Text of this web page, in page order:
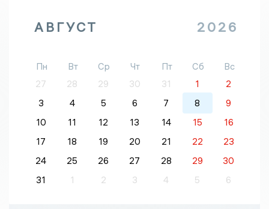
АВГУСТ 2026
Пн Вт Ср Чт Пт Сб
Вс
27
28 29 30 31 1
2
3
4 5 6 7 8
9
10
11 12 13 14 15
16
17
18 19 20 21 22
23
24
25 26 27 28 29
30
31
1 2 3 4 5 6